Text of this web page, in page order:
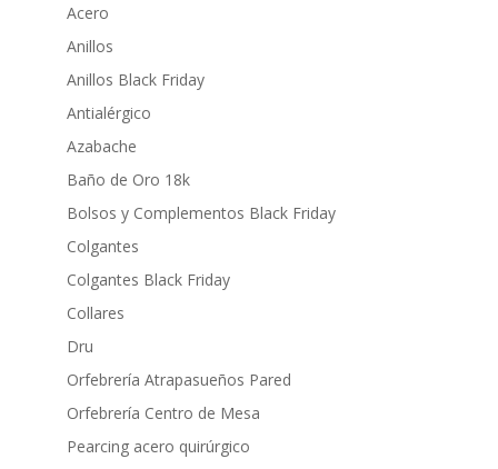
Acero
Anillos
Anillos Black Friday
Antialérgico
Azabache
Baño de Oro 18k
Bolsos y Complementos Black Friday
Colgantes
Colgantes Black Friday
Collares
Dru
Orfebrería Atrapasueños Pared
Orfebrería Centro de Mesa
Pearcing acero quirúrgico